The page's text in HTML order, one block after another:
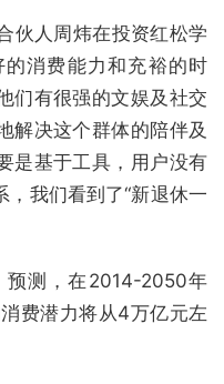
伙人周炜在投资红松学
消费能力和充裕的时
们有很强的文娱及社交
解决这个群体的陪伴及
是基于工具，用户没有
我们看到了“新退休一
预测，在2014-2050年
费潜力将从4万亿元左